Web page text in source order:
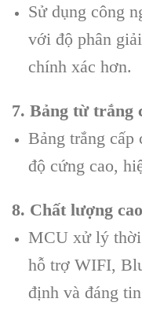
Sử dụng công
với độ phân
chính xác hơn.
7. Bảng từ trắng
Bảng trắng cấp
độ cứng cao,
8. Chất lượng
MCU xử lý thời
hỗ trợ WIFI,
định và đáng